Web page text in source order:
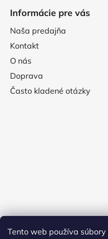
Tento web používa súbory
Informácie pre vás
Naša predajňa
Kontakt
O nás
Doprava
Často kladené otázky